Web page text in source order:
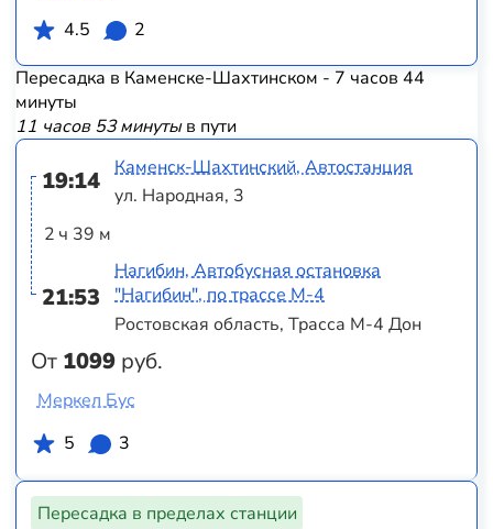
4.5
2
Пересадка в Каменске-Шахтинском - 7 часов 44
минуты
11 часов 53 минутыв пути
19:14
2 ч 39 м
21:53
От 1099 руб.
Каменск-Шахтинский, Автостанция
ул. Народная, 3
Нагибин, Автобусная остановка
"Нагибин", по трассе М-4
Ростовская область, Трасса М-4 Дон
Меркел Бус
5
3
Пересадка в пределах станции